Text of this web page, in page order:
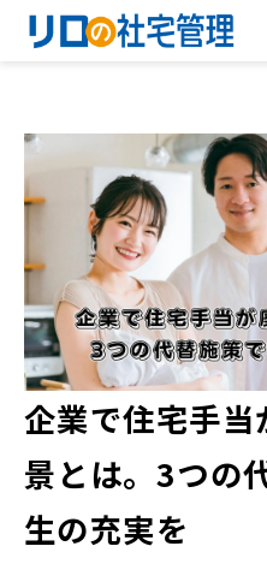
社有社宅プラン
サービス一覧
社宅について学ぶ
よくあるご質問
企業で住宅手
景とは。3つの
生の充実を